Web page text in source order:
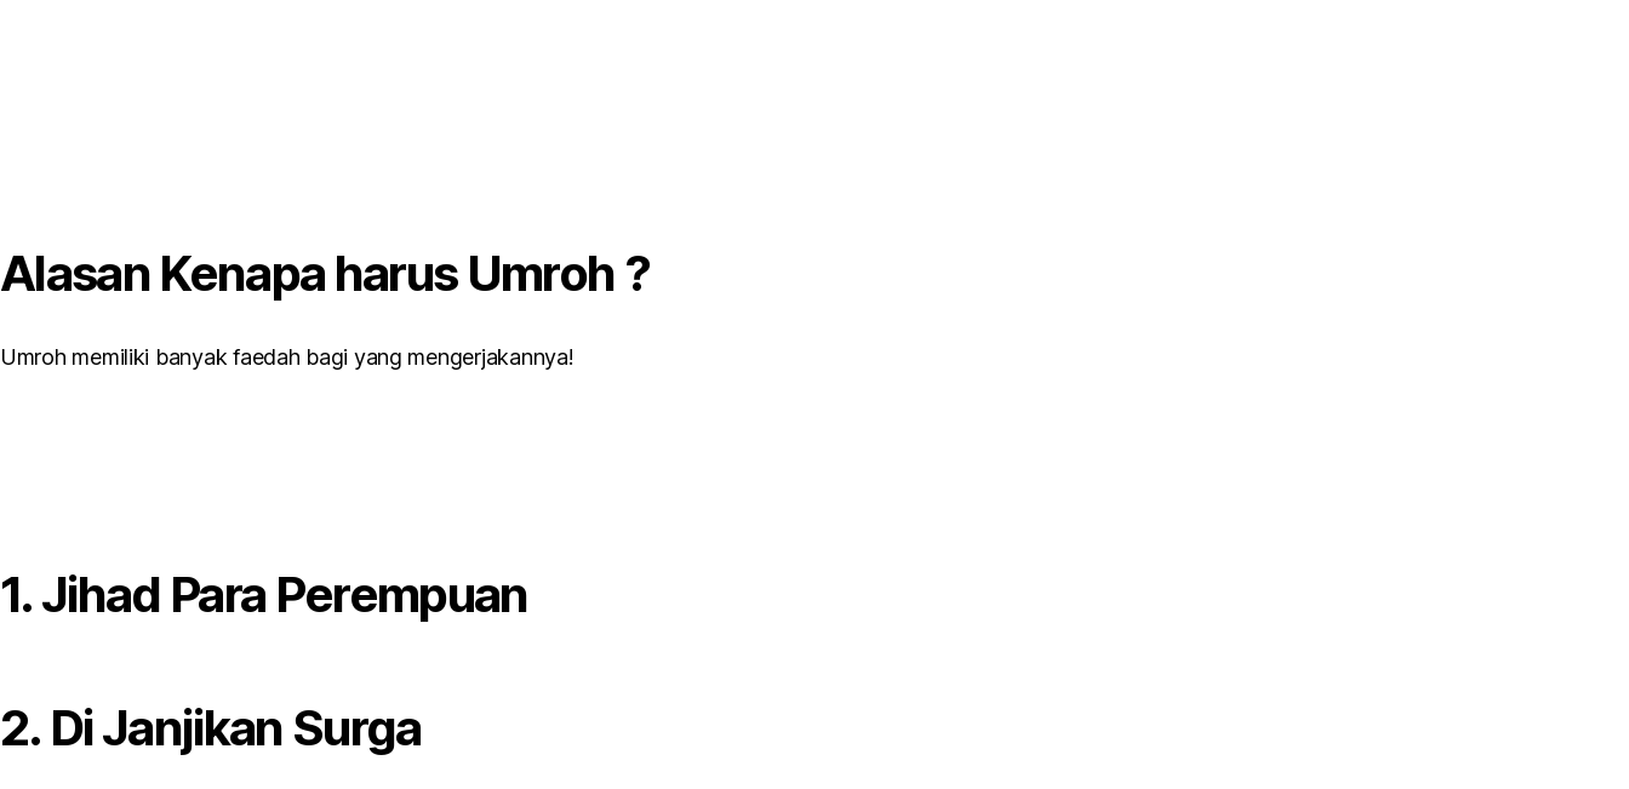
Alasan Kenapa harus Umroh ?
Umroh memiliki banyak faedah bagi yang mengerjakannya!
1. Jihad Para Perempuan
2. Di Janjikan Surga